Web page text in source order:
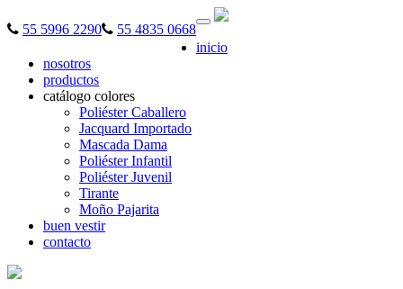
Desplegar
navegación
55 5996 2290
55 4835 0668
inicio
nosotros
productos
catálogo colores
Poliéster Caballero
Jacquard Importado
Mascada Dama
Poliéster Infantil
Poliéster Juvenil
Tirante
Moño Pajarita
buen vestir
contacto